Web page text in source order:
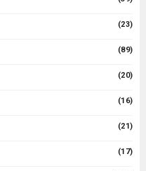
(23)
(89)
(20)
(16)
(21)
(17)